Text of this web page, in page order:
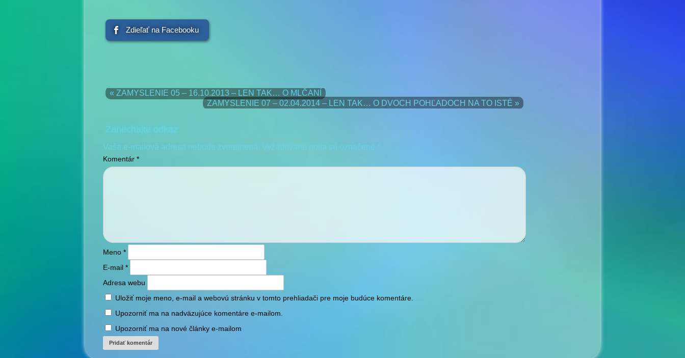
Zdieľať na Facebooku
« ZAMYSLENIE 05 – 16.10.2013 – LEN TAK… O MLČANÍ
ZAMYSLENIE 07 – 02.04.2014 – LEN TAK… O DVOCH POHĽADOCH NA TO ISTÉ »
Zanechajte odkaz
Vaša e-mailová adresa nebude zverejnená. Vyžadované polia sú označené
Komentár *
Meno *
E-mail *
Adresa webu
Uložiť moje meno, e-mail a webovú stránku v tomto prehliadači pre moje budúce komentáre.
Upozorniť ma na nadväzujúce komentáre e-mailom.
Upozorniť ma na nové články e-mailom